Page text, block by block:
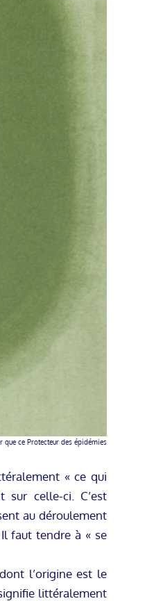
que ce Protecteur des épidémies
« ce qui
celle-ci. C’est
au déroulement
faut tendre à « se
l’origine est le
littéralement